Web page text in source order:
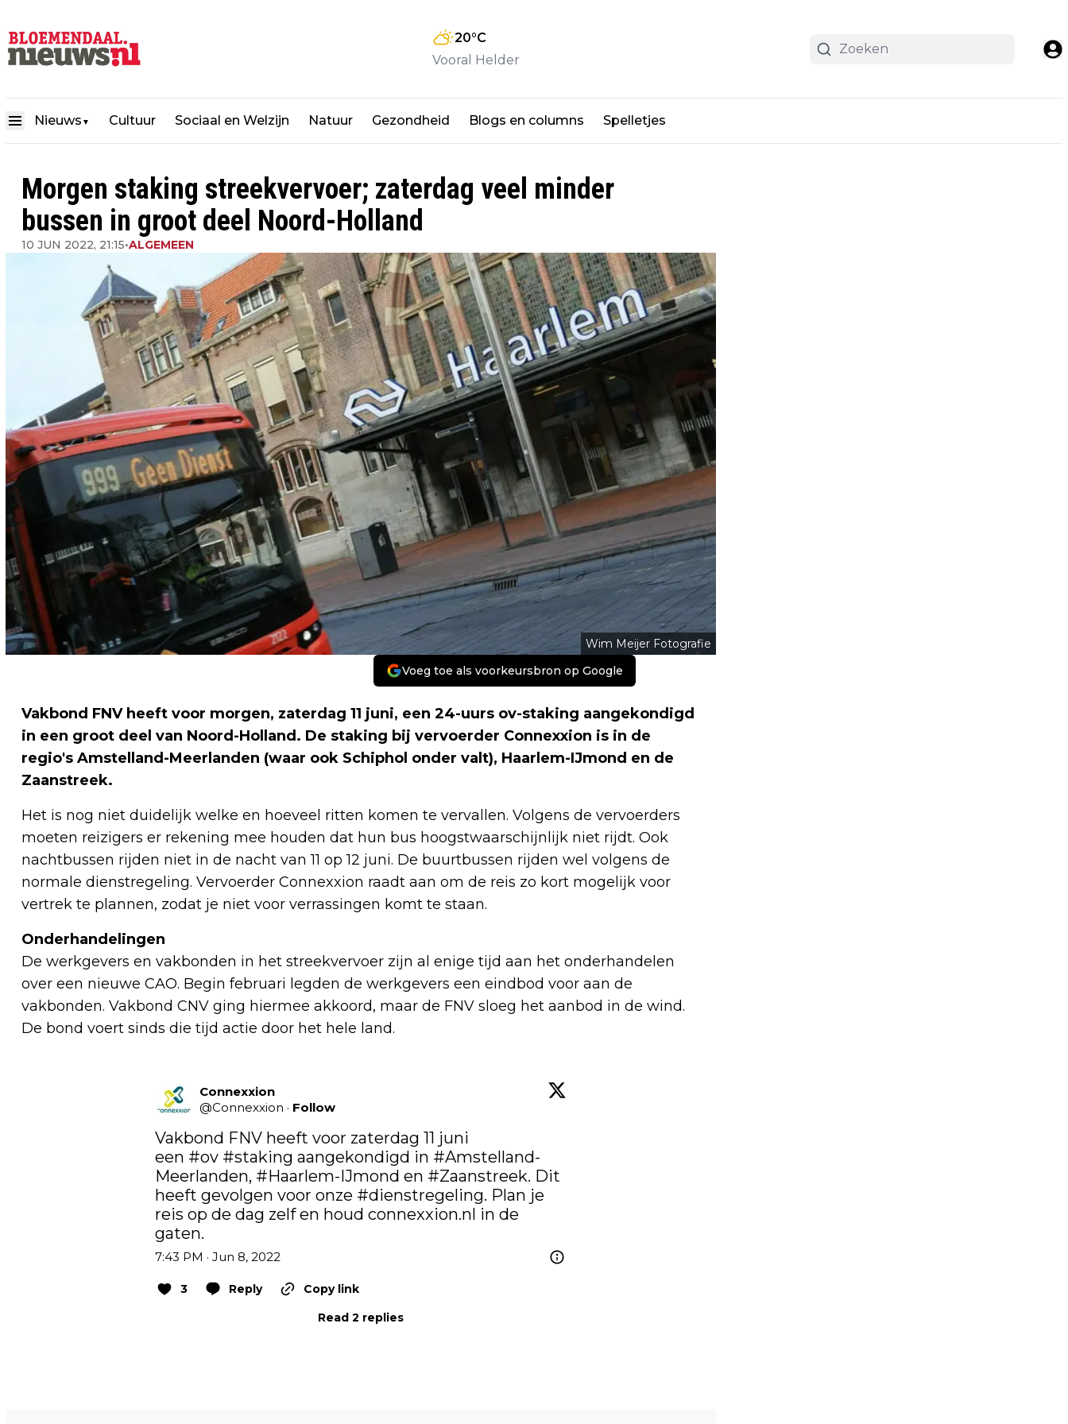
20°C
Vooral Helder
Nieuws ▼ Cultuur Sociaal en Welzijn Natuur Gezondheid Blogs en columns Spelletjes
Morgen staking streekvervoer; zaterdag veel minder
bussen in groot deel Noord-Holland
10 JUN 2022, 21:15•ALGEMEEN
Wim Meijer Fotografie
Voeg toe als voorkeursbron op Google
Vakbond FNV heeft voor morgen, zaterdag 11 juni, een 24-uurs ov-staking aangekondigd
in een groot deel van Noord-Holland. De staking bij vervoerder Connexxion is in de
regio's Amstelland-Meerlanden (waar ook Schiphol onder valt), Haarlem-IJmond en de
Zaanstreek.
Het is nog niet duidelijk welke en hoeveel ritten komen te vervallen. Volgens de vervoerders
moeten reizigers er rekening mee houden dat hun bus hoogstwaarschijnlijk niet rijdt. Ook
nachtbussen rijden niet in de nacht van 11 op 12 juni. De buurtbussen rijden wel volgens de
normale dienstregeling. Vervoerder Connexxion raadt aan om de reis zo kort mogelijk voor
vertrek te plannen, zodat je niet voor verrassingen komt te staan.
Onderhandelingen
De werkgevers en vakbonden in het streekvervoer zijn al enige tijd aan het onderhandelen
over een nieuwe CAO. Begin februari legden de werkgevers een eindbod voor aan de
vakbonden. Vakbond CNV ging hiermee akkoord, maar de FNV sloeg het aanbod in de wind.
De bond voert sinds die tijd actie door het hele land.
Connexxion
@Connexxion · Follow
Vakbond FNV heeft voor zaterdag 11 juni
een #ov #staking aangekondigd in #Amstelland-
Meerlanden, #Haarlem-IJmond en #Zaanstreek. Dit
heeft gevolgen voor onze #dienstregeling. Plan je
reis op de dag zelf en houd connexxion.nl in de
gaten.
7:43 PM · Jun 8, 2022
3 Reply
Copy link
Read 2 replies